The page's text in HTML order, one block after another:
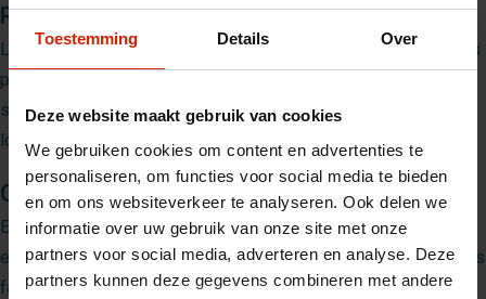
Toestemming Details Over
Deze website maakt gebruik van cookies
We gebruiken cookies om content en advertenties te
personaliseren, om functies voor social media te bieden
en om ons websiteverkeer te analyseren. Ook delen we
informatie over uw gebruik van onze site met onze
partners voor social media, adverteren en analyse. Deze
partners kunnen deze gegevens combineren met andere
Réglable et Personnalisable
Le support est réglable pour s’adapter à vos préférences. Vous
pouvez ajuster la sangle selon votre position assise pour un
soutien optimal, vous permettant de rester assis plus
longtemps sans inconfort.
Conclusion
En résumé, la sangle dorsale flexible Rollz Motion est un
excellent ajout pour améliorer votre confort et soutien. Que vous
fassiez une pause rapide ou que vous souhaitiez simplement